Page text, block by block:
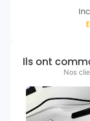
Ils ont
Nos